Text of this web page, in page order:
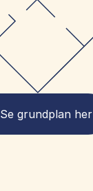
Se grundplan her